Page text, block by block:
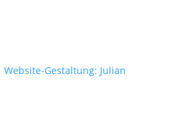
Website-Gestaltung: Julian